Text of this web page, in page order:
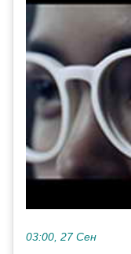
03:00, 27 Сен